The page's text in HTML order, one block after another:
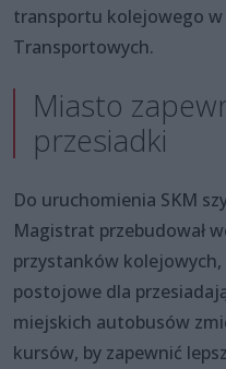
transportu kolejowego
Transportowych.
Miasto
przesiadki
Do uruchomienia SKM
Magistrat przebudował
przystanków
postojowe dla
miejskich autobusów
kursów, by zapewnić